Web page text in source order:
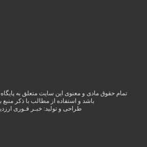
تمام حقوق مادی و معنوی این سایت متعلق به
باشد و استفاده از مطالب با ذکر منبع
طراحی و تولید:خبـر فـوری